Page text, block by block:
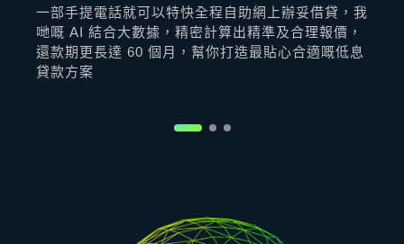
一部手提電話就可以特快全程自助網上辦妥借貸，我
哋嘅 AI 結合大數據，精密計算出精準及合理報價，
還款期更長達 60 個月，幫你打造最貼心合適嘅低息
貸款方案